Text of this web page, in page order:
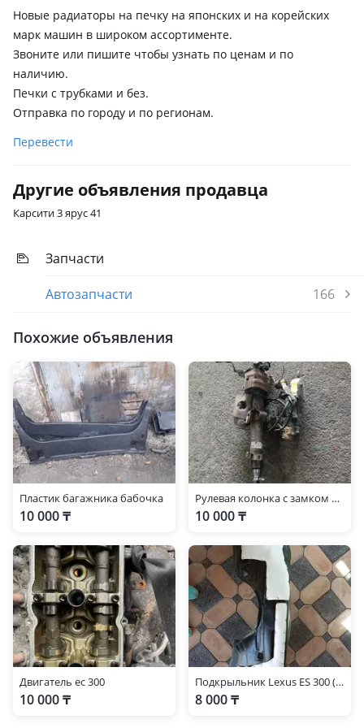
1993 - 1997 1 поколение (JZS147), 1997 - 2000 2 поколение
(S16), 2000 - 2004 2 поколение рестайлинг (S16), 2004 - 2007
3 поколение (S19), 2007 - 2011 3 поколение рестайлинг (S19)
Lexus GS 350
2015 - 2020 4 поколение рестайлинг (L1), 1997 - 2000 2
поколение (S16), 2011 - 2015 4 поколение (L1)
Lexus GX 460
2013 2 поколение (URJ15/GRJ15)
Lexus GX 470
Lexus IS 250
Lexus RX 300
(U3), 2015 - 2019 4 поколение (L2), 2019 - н.в. 4 поколение
рестайлинг (L2)
Lexus RX 330
Lexus RX 350
2008 - 2012 3 поколение (L1), 2012 - 2015 3 поколение
рестайлинг (L1), 2015 - 2019 4 поколение (L2), 2022 - н.в. 5
поколение
Новые радиаторы на печку на японских и на корейских
марк машин в широком ассортименте.
Звоните или пишите чтобы узнать по ценам и по
наличию.
Печки с трубками и без.
Отправка по городу и по регионам.
Перевести
Другие объявления продавца
Карсити 3 ярус 41
Запчасти
Автозапчасти
166
Похожие объявления
Пластик багажника бабочка
10 000 ₸
Рулевая колонка с замком на Лексус ES300
10 000 ₸
Двигатель ес 300
10 000 ₸
Подкрыльник Lexus ES 300 (с обещумкой) 2001-2004
8 000 ₸